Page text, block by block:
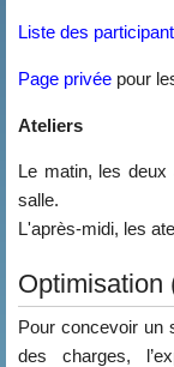
Liste des
Page privée pour
Ateliers
Le matin, les
salle.
L'après-midi, les
Optimisation
Pour concevoir un
des charges,